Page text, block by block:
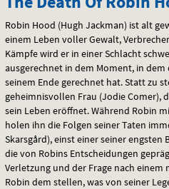
Death
Of
Robin
Hood
Robin Hood (Hugh Jackman) ist alt
einem Leben voller Gewalt,
Kämpfe wird er in einer Schlacht
ausgerechnet in dem Moment, in
seinem Ende gerechnet hat. Statt zu
geheimnisvollen Frau (Jodie Comer),
sein Leben eröffnet. Während Robin
holen ihn die Folgen seiner Taten
Skarsgård), einst einer seiner engsten
die von Robins Entscheidungen
Verletzung und der Frage nach einem
Robin dem stellen, was von seiner